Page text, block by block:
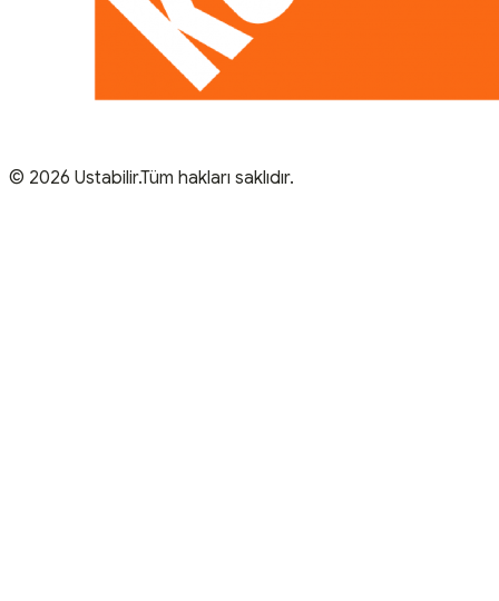
© 2026 Ustabilir.Tüm hakları saklıdır.